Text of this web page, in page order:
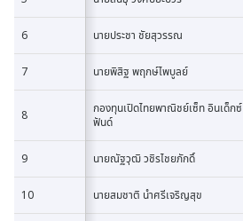
นายประชา ชัยสุวรรณ
นายพิสิฐ พฤกษ์ไพบูลย์
กองทุนเปิดไทยพาณิชย์เซ็ท อินเด็กซ์
ฟันด์
นายณัฐวุฒิ วชิรไชยภักดิ์
นายสมชาติ นำศรีเจริญสุข
6
7
8
9
10